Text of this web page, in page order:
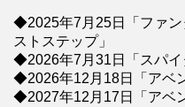
◆2025年7月25日「ファン
ストステップ」
◆2026年7月31日「スパイ
◆2026年12月18日「アベ
◆2027年12月17日「アベ